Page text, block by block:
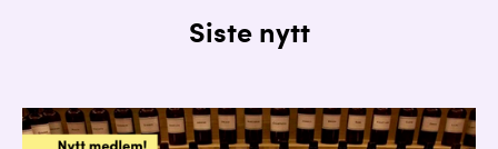
Siste nytt